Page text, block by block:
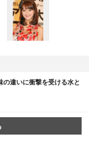
違いに衝撃を受ける水と